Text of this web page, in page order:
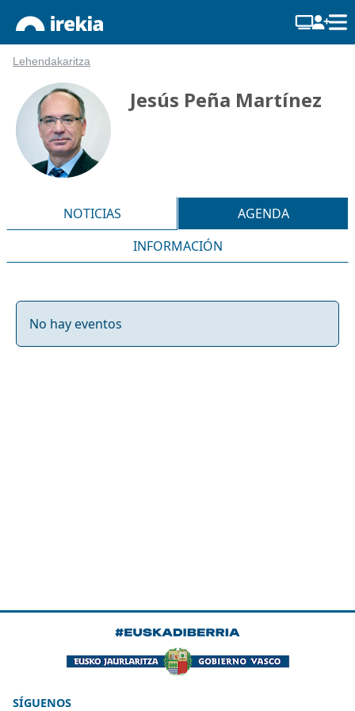
Lehendakaritza
Jesús Peña Martínez
NOTICIAS
AGENDA
INFORMACIÓN
No hay eventos
SÍGUENOS